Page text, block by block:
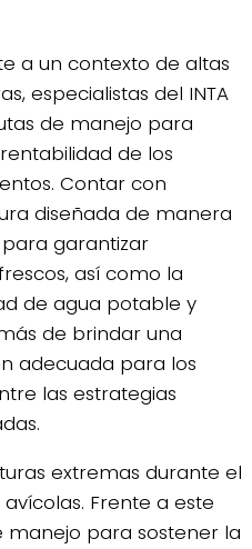
a un contexto de altas
especialistas del INTA
de manejo para
de los
Contar con
diseñada de manera
garantizar
así como la
de agua potable y
de brindar una
adecuada para los
las estrategias
extremas durante el
Frente a este
manejo para sostener la